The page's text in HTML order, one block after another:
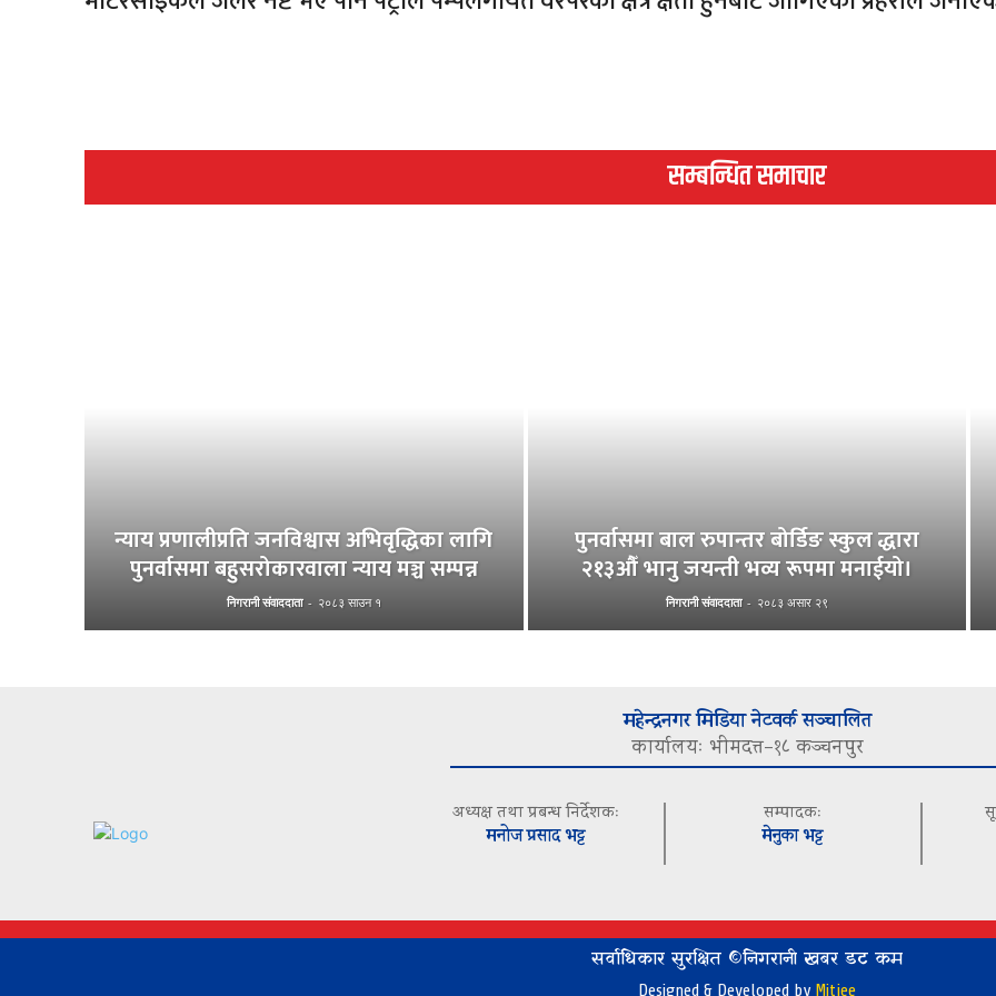
सम्बन्धित समाचार
न्याय प्रणालीप्रति जनविश्वास अभिवृद्धिका लागि
पुनर्वासमा बहुसरोकारवाला न्याय मञ्च सम्पन्न
निगरानी संवाददाता - २०८३ साउन १
पुनर्वासमा बाल रुपान्तर बोर्डिङ स्कुल द्धारा
२१३औँ भानु जयन्ती भव्य रूपमा मनाईयो।
निगरानी संवाददाता - २०८३ असार २९
महेन्द्रनगर मिडिया नेटवर्क सञ्चालित
कार्यालयः भीमदत्त–१८ कञ्चनपुर
अध्यक्ष तथा प्रबन्ध निर्देशकः
मनोज प्रसाद भट्ट
सम्पादकः
मेनुका भट्ट
सर्वाधिकार सुरक्षित ©निगरानी खबर डट कम
Designed & Developed by Mitjee